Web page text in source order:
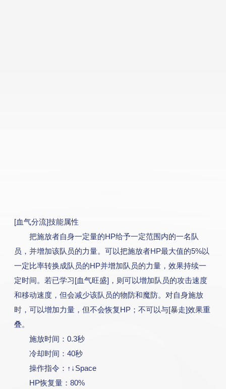
[血气分流]技能属性
把施放者自身一定量的HP给予一定范围内的一名队
员，并增加该队员的力量。可以把施放者HP最大值的5%以
一定比率转换成队员的HP并增加队员的力量，效果持续一
定时间。若已学习[血气旺盛]，则可以增加队员的攻击速度
和移动速度，但会减少该队员的物防和魔防。对自身施放
时，可以增加力量，但不会恢复HP；不可以与[暴走]效果重
叠。
施放时间：0.3秒
冷却时间：40秒
操作指令：↑↓Space
HP恢复量：80%